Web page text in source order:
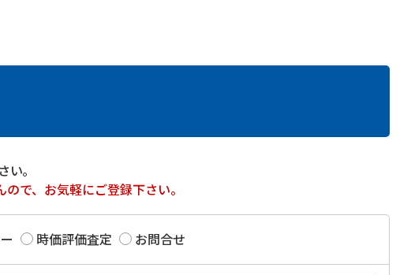
い｡
で、お気軽にご登録下さい。
時価評価査定 お問合せ